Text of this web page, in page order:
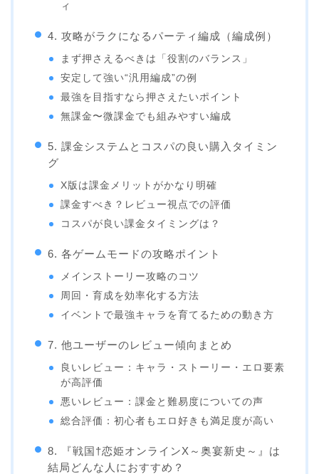
ィ
4. 攻略がラクになるパーティ編成（編成例）
まず押さえるべきは「役割のバランス」
安定して強い“汎用編成”の例
最強を目指すなら押さえたいポイント
無課金〜微課金でも組みやすい編成
5. 課金システムとコスパの良い購入タイミン
グ
X版は課金メリットがかなり明確
課金すべき？レビュー視点での評価
コスパが良い課金タイミングは？
6. 各ゲームモードの攻略ポイント
メインストーリー攻略のコツ
周回・育成を効率化する方法
イベントで最強キャラを育てるための動き方
7. 他ユーザーのレビュー傾向まとめ
良いレビュー：キャラ・ストーリー・エロ要素
が高評価
悪いレビュー：課金と難易度についての声
総合評価：初心者もエロ好きも満足度が高い
8. 『戦国†恋姫オンラインX～奥宴新史～』は
結局どんな人におすすめ？